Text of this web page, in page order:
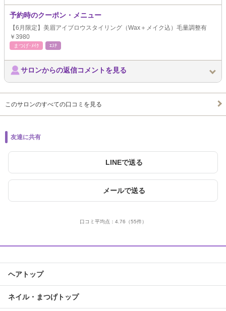
予約時のクーポン・メニュー
【6月限定】美眉アイブロウスタイリング（Wax＋メイク込）毛量調整有
￥3980
まつげ･ﾒｲｸ ｴｽﾃ
サロンからの返信コメントを見る
このサロンのすべての口コミを見る
友達に共有
LINEで送る
メールで送る
口コミ平均点： 4.76 （55件）
ヘアトップ
ネイル・まつげトップ